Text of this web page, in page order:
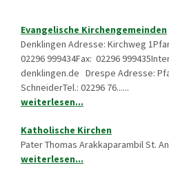
Evangelische Kirchengemeinden
Denklingen Adresse: Kirchweg
02296 999434Fax: 02296
denklingen.de Drespe Adresse:
SchneiderTel.: 02296 76......
weiterlesen...
Katholische Kirchen
Pater Thomas Arakkaparambil St.
weiterlesen...